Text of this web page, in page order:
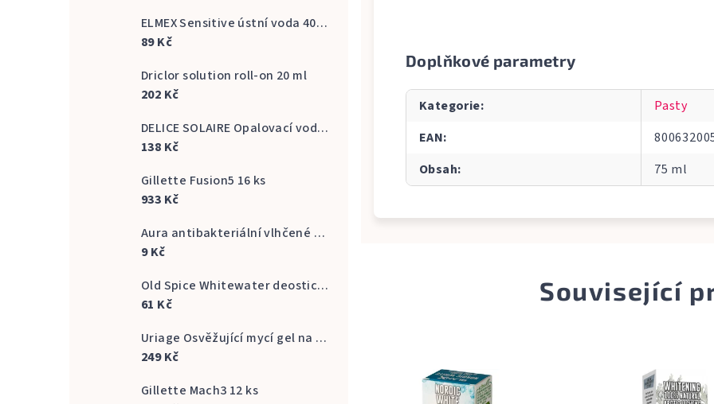
ELMEX Sensitive ústní voda 400 ml
89 Kč
Driclor solution roll-on 20 ml
202 Kč
DELICE SOLAIRE Opalovací voda Fresh Bronze s vůní kokosu 500 ml
138 Kč
Gillette Fusion5 16 ks
933 Kč
Aura antibakteriální vlhčené ubrousky na ruce 20 ks
9 Kč
Old Spice Whitewater deostick 50 ml
61 Kč
Uriage Osvěžující mycí gel na intimní hygienu Gyn Phy Refreshing Gel Intimate Hygiene 500 ml
249 Kč
Gillette Mach3 12 ks
Doplňkové parametry
Kategorie:
Pasty
EAN:
Obsah: 75 ml
Související